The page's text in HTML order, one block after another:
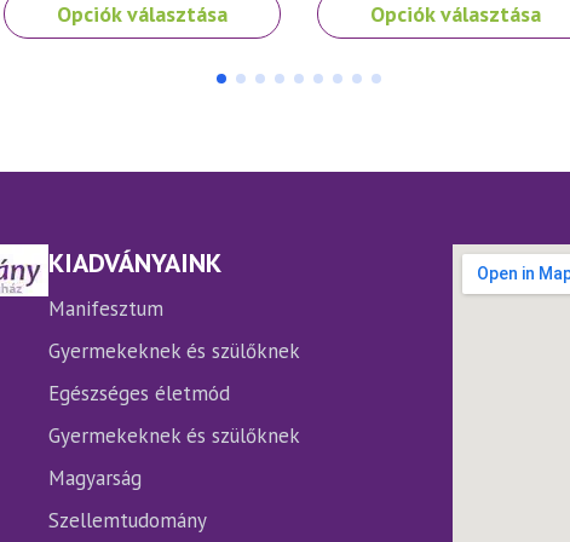
Opciók választása
a
A
termékoldalon
választhatók
Opciók választása
a
több
A
KIADVÁNYAINK
Manifesztum
Gyermekeknek és szülőknek
Egészséges életmód
Gyermekeknek és szülőknek
Magyarság
Szellemtudomány